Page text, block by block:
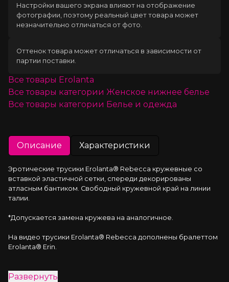
Настройки вашего экрана влияют на отображение
фотографии, поэтому реальный цвет товара может
незначительно отличаться от фото.
Оттенок товара может отличаться в зависимости от
партии поставки.
Все товары Erolanta
Все товары категории Женское нижнее белье
Все товары категории Белье и одежда
Описание Характеристики
Эротические трусики Erolanta® Rebecca кружевные со
вставкой эластичной сетки, спереди декорированы
атласным бантиком. Свободный кружевной край на линии
талии.
*Допускается замена кружева на аналогичное.
На видео трусики Erolanta® Rebecca дополнены бралеттом
Erolanta® Erin.
Развернуть